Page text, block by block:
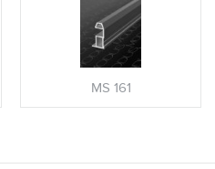
MS 161